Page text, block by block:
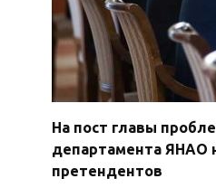
На пост главы
департамента ЯНАО
претендентов